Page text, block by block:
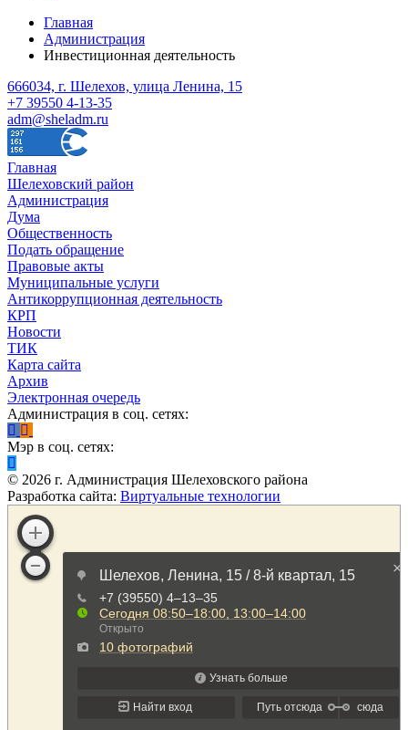
Главная
Администрация
Инвестиционная деятельность
666034, г. Шелехов, улица Ленина, 15
+7 39550 4-13-35
adm@sheladm.ru
Главная
Шелеховский район
Администрация
Дума
Общественность
Подать обращение
Правовые акты
Муниципальные услуги
Антикоррупционная деятельность
КРП
Новости
ТИК
Карта сайта
Архив
Электронная очередь
Администрация в соц. сетях:
Мэр в соц. сетях:
© 2026 г. Администрация Шелеховского района
Разработка сайта: Виртуальные технологии